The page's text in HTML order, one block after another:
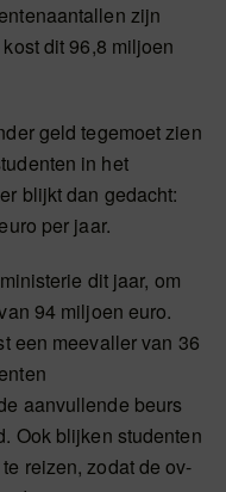
zijn
dit 96,8 miljoen
geld tegemoet zien
in het
blijkt dan gedacht:
per jaar.
dit jaar, om
94 miljoen euro.
een meevaller van 36
aanvullende beurs
Ook blijken studenten
reizen, zodat de ov-